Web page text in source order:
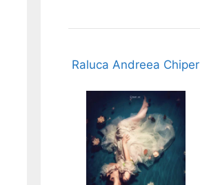
Raluca Andreea Chiper